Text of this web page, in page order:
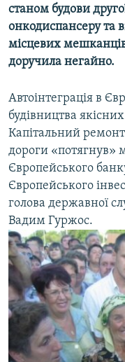
Усі сайти RFE/RL
станом будови
онкодиспансеру та
місцевих
доручила негайно.
Автоінтеграція в
будівництва
Капітальний
дороги «потягнув»
Європейського
Європейського
голова державної
Вадим Гуржос.